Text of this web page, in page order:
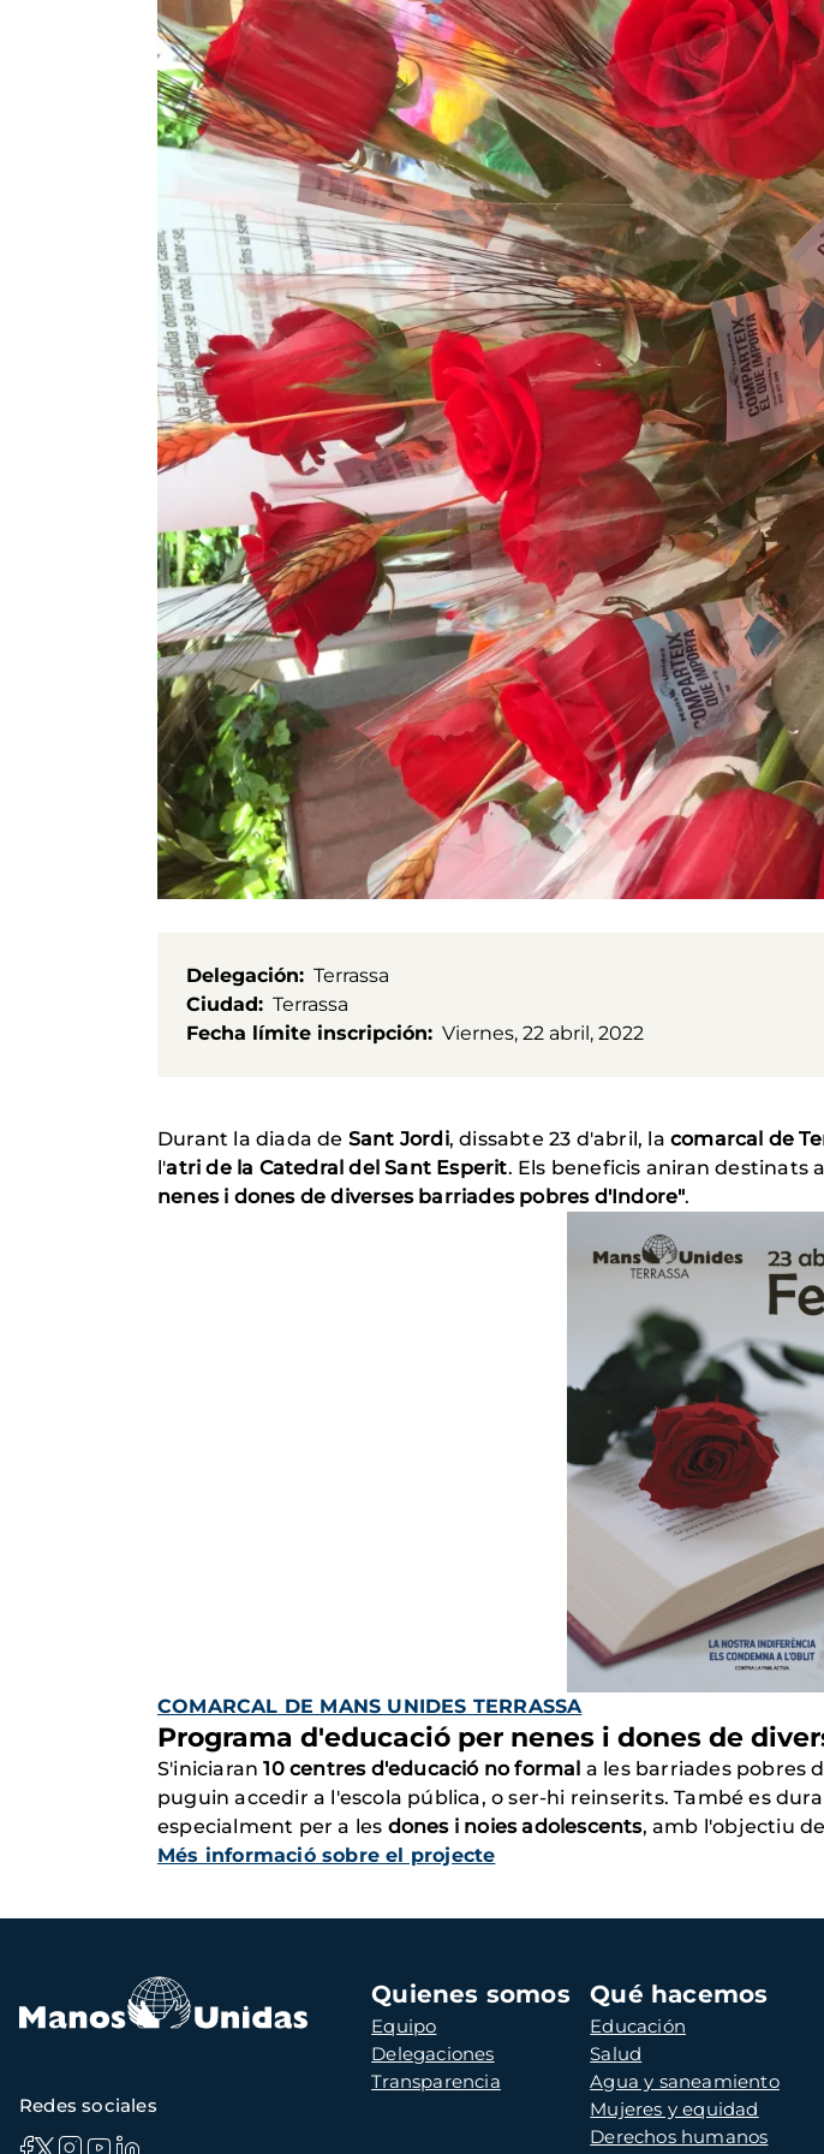
Delegación
Terrassa
Ciudad
Terrassa
Fecha límite inscripción
Viernes, 22 abril, 2022
Durant la diada de Sant Jordi, dissabte 23 d'abril, lacomarcal de
l'atri de la Catedral del Sant Esperit. Els beneficis aniran destinats
nenes i dones de diverses barriades pobres d'Indore".
COMARCAL DE MANS UNIDES TERRASSA
Programa d'educació per nenes i dones de
S'iniciaran10 centres d'educació no formal a les barriades pobres
puguin accedir a l'escola pública, o ser-hi reinserits. També es
especialment per a les dones i noies adolescents, amb l'objectiu
Més informació sobre el projecte
Navegación
principal
Quienes somos
Equipo
Delegaciones
Transparencia
Qué hacemos
Educación
Salud
Agua y saneamiento
Mujeres y equidad
Derechos humanos
Redes sociales